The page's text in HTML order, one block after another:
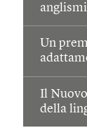
Un
Il
della